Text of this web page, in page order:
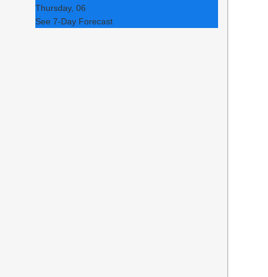
Thursday, 06
See 7-Day Forecast